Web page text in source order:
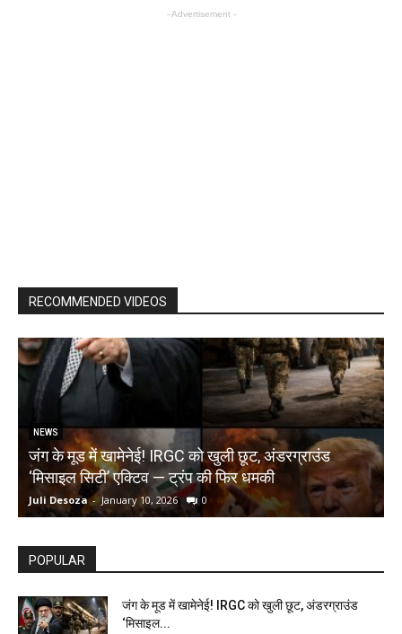
- Advertisement -
RECOMMENDED VIDEOS
NEWS
जंग के मूड में खामेनेई! IRGC को खुली छूट, अंडरग्राउंड
‘मिसाइल सिटी’ एक्टिव — ट्रंप की फिर धमकी
Juli Desoza - January 10, 2026 0
POPULAR
जंग के मूड में खामेनेई! IRGC को खुली छूट, अंडरग्राउंड
‘मिसाइल...